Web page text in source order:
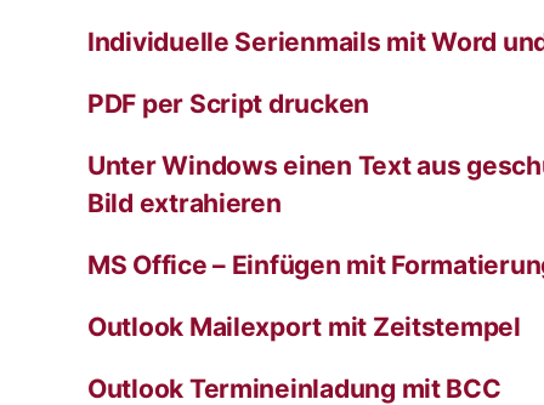
Individuelle Serienmails mit Word
PDF per Script drucken
Unter Windows einen Text aus
Bild extrahieren
MS Office – Einfügen mit
Outlook Mailexport mit Zeitstempel
Outlook Termineinladung mit BCC